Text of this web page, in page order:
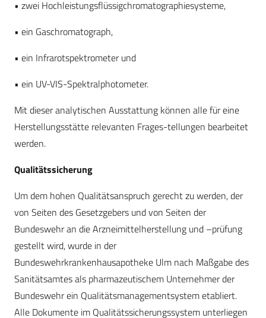
• zwei Hochleistungsflüssigchromatographiesysteme,
• ein Gaschromatograph,
• ein Infrarotspektrometer und
• ein UV-VIS-Spektralphotometer.
Mit dieser analytischen Ausstattung können alle für eine
Herstellungsstätte relevanten Frages-tellungen bearbeitet
werden.
Qualitätssicherung
Um dem hohen Qualitätsanspruch gerecht zu werden, der
von Seiten des Gesetzgebers und von Seiten der
Bundeswehr an die Arzneimittelherstellung und –prüfung
gestellt wird, wurde in der
Bundeswehrkrankenhausapotheke Ulm nach Maßgabe des
Sanitätsamtes als pharmazeutischem Unternehmer der
Bundeswehr ein Qualitätsmanagementsystem etabliert.
Alle Dokumente im Qualitätssicherungssystem unterliegen